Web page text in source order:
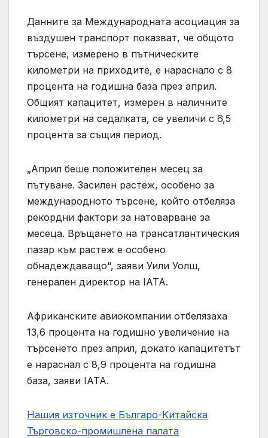
Данните за Международната асоциация за
въздушен транспорт показват, че общото
търсене, измерено в пътническите
километри на приходите, е нараснало с 8
процента на годишна база през април.
Общият капацитет, измерен в наличните
километри на седалката, се увеличи с 6,5
процента за същия период.
„Април беше положителен месец за
пътуване. Засилен растеж, особено за
международното търсене, който отбеляза
рекордни фактори за натоварване за
месеца. Връщането на трансатлантическия
пазар към растеж е особено
обнадеждаващо“, заяви Уили Уолш,
генерален директор на IATA.
Африканските авиокомпании отбелязаха
13,6 процента на годишно увеличение на
търсенето през април, докато капацитетът
е нараснал с 8,9 процента на годишна
база, заяви IATA.
Нашия източник е Българо-Китайска
Търговско-промишлена палaта